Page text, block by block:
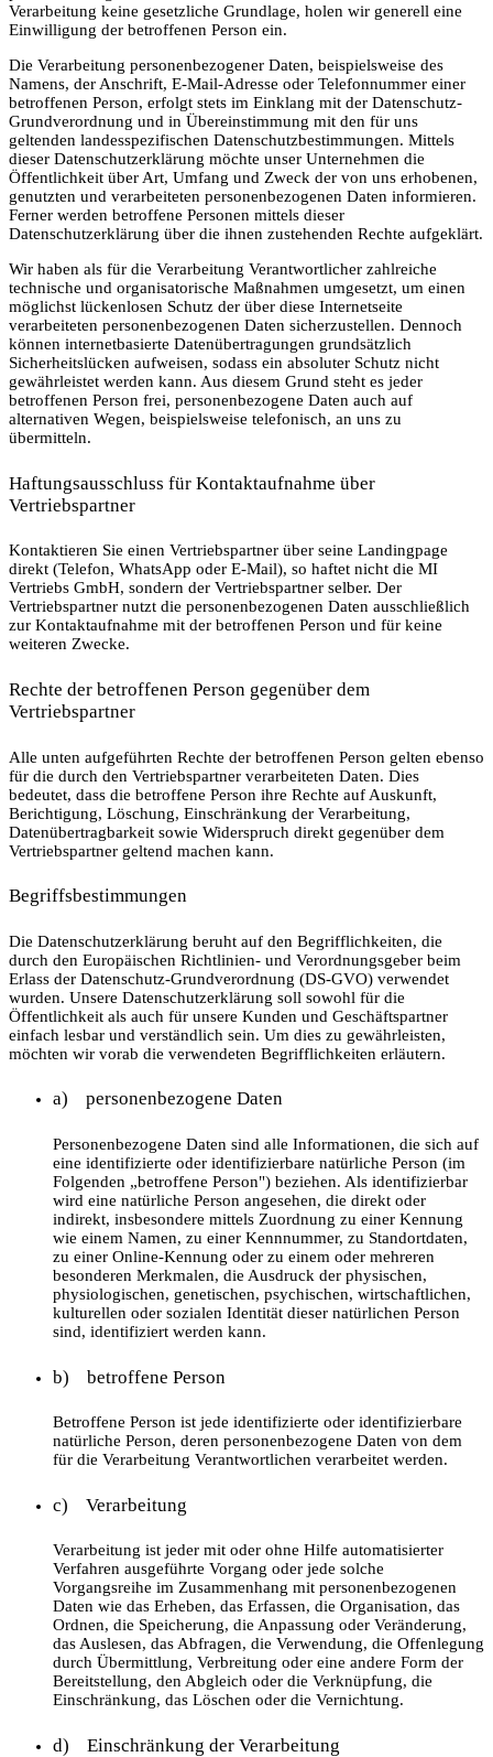
Verarbeitung keine gesetzliche Grundlage, holen wir generell eine
Einwilligung der betroffenen Person ein.
Die Verarbeitung personenbezogener Daten, beispielsweise des
Namens, der Anschrift, E-Mail-Adresse oder Telefonnummer einer
betroffenen Person, erfolgt stets im Einklang mit der Datenschutz-
Grundverordnung und in Übereinstimmung mit den für uns
geltenden landesspezifischen Datenschutzbestimmungen. Mittels
dieser Datenschutzerklärung möchte unser Unternehmen die
Öffentlichkeit über Art, Umfang und Zweck der von uns erhobenen,
genutzten und verarbeiteten personenbezogenen Daten informieren.
Ferner werden betroffene Personen mittels dieser
Datenschutzerklärung über die ihnen zustehenden Rechte aufgeklärt.
Wir haben als für die Verarbeitung Verantwortlicher zahlreiche
technische und organisatorische Maßnahmen umgesetzt, um einen
möglichst lückenlosen Schutz der über diese Internetseite
verarbeiteten personenbezogenen Daten sicherzustellen. Dennoch
können internetbasierte Datenübertragungen grundsätzlich
Sicherheitslücken aufweisen, sodass ein absoluter Schutz nicht
gewährleistet werden kann. Aus diesem Grund steht es jeder
betroffenen Person frei, personenbezogene Daten auch auf
alternativen Wegen, beispielsweise telefonisch, an uns zu
übermitteln.
Haftungsausschluss für Kontaktaufnahme über
Vertriebspartner
Kontaktieren Sie einen Vertriebspartner über seine Landingpage
direkt (Telefon, WhatsApp oder E-Mail), so haftet nicht die MI
Vertriebs GmbH, sondern der Vertriebspartner selber. Der
Vertriebspartner nutzt die personenbezogenen Daten ausschließlich
zur Kontaktaufnahme mit der betroffenen Person und für keine
weiteren Zwecke.
Rechte der betroffenen Person gegenüber dem
Vertriebspartner
Alle unten aufgeführten Rechte der betroffenen Person gelten ebenso
für die durch den Vertriebspartner verarbeiteten Daten. Dies
bedeutet, dass die betroffene Person ihre Rechte auf Auskunft,
Berichtigung, Löschung, Einschränkung der Verarbeitung,
Datenübertragbarkeit sowie Widerspruch direkt gegenüber dem
Vertriebspartner geltend machen kann.
Begriffsbestimmungen
Die Datenschutzerklärung beruht auf den Begrifflichkeiten, die
durch den Europäischen Richtlinien- und Verordnungsgeber beim
Erlass der Datenschutz-Grundverordnung (DS-GVO) verwendet
wurden. Unsere Datenschutzerklärung soll sowohl für die
Öffentlichkeit als auch für unsere Kunden und Geschäftspartner
einfach lesbar und verständlich sein. Um dies zu gewährleisten,
möchten wir vorab die verwendeten Begrifflichkeiten erläutern.
a) personenbezogene Daten
Personenbezogene Daten sind alle Informationen, die sich auf
eine identifizierte oder identifizierbare natürliche Person (im
Folgenden „betroffene Person") beziehen. Als identifizierbar
wird eine natürliche Person angesehen, die direkt oder
indirekt, insbesondere mittels Zuordnung zu einer Kennung
wie einem Namen, zu einer Kennnummer, zu Standortdaten,
zu einer Online-Kennung oder zu einem oder mehreren
besonderen Merkmalen, die Ausdruck der physischen,
physiologischen, genetischen, psychischen, wirtschaftlichen,
kulturellen oder sozialen Identität dieser natürlichen Person
sind, identifiziert werden kann.
b) betroffene Person
Betroffene Person ist jede identifizierte oder identifizierbare
natürliche Person, deren personenbezogene Daten von dem
für die Verarbeitung Verantwortlichen verarbeitet werden.
c) Verarbeitung
Verarbeitung ist jeder mit oder ohne Hilfe automatisierter
Verfahren ausgeführte Vorgang oder jede solche
Vorgangsreihe im Zusammenhang mit personenbezogenen
Daten wie das Erheben, das Erfassen, die Organisation, das
Ordnen, die Speicherung, die Anpassung oder Veränderung,
das Auslesen, das Abfragen, die Verwendung, die Offenlegung
durch Übermittlung, Verbreitung oder eine andere Form der
Bereitstellung, den Abgleich oder die Verknüpfung, die
Einschränkung, das Löschen oder die Vernichtung.
d) Einschränkung der Verarbeitung